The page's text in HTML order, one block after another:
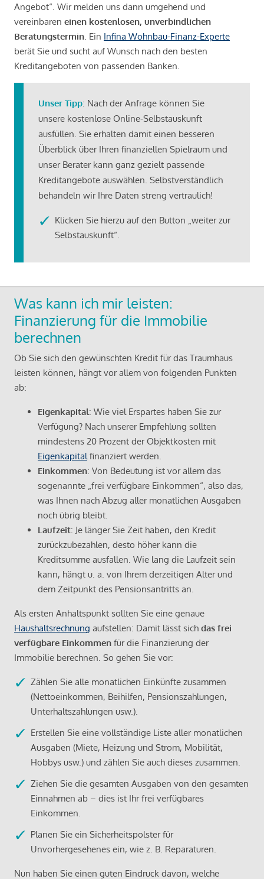
Angebot“. Wir melden uns dann umgehend und
vereinbaren einen kostenlosen, unverbindlichen
Beratungstermin . Ein Infina Wohnbau-Finanz-Experte
berät Sie und sucht auf Wunsch nach den besten
Kreditangeboten von passenden Banken.
Unser Tipp: Nach der Anfrage können Sie
unsere kostenlose Online-Selbstauskunft
ausfüllen. Sie erhalten damit einen besseren
Überblick über Ihren finanziellen Spielraum und
unser Berater kann ganz gezielt passende
Kreditangebote auswählen. Selbstverständlich
behandeln wir Ihre Daten streng vertraulich!
Klicken Sie hierzu auf den Button „weiter zur
Selbstauskunft“.
Was kann ich mir leisten:
Finanzierung für die Immobilie
berechnen
Ob Sie sich den gewünschten Kredit für das Traumhaus
leisten können, hängt vor allem von folgenden Punkten
ab:
Eigenkapital: Wie viel Erspartes haben Sie zur
Verfügung? Nach unserer Empfehlung sollten
mindestens 20 Prozent der Objektkosten mit
Eigenkapital finanziert werden.
Einkommen: Von Bedeutung ist vor allem das
sogenannte „frei verfügbare Einkommen“, also das,
was Ihnen nach Abzug aller monatlichen Ausgaben
noch übrig bleibt.
Laufzeit: Je länger Sie Zeit haben, den Kredit
zurückzubezahlen, desto höher kann die
Kreditsumme ausfallen. Wie lang die Laufzeit sein
kann, hängt u. a. von Ihrem derzeitigen Alter und
dem Zeitpunkt des Pensionsantritts an.
Als ersten Anhaltspunkt sollten Sie eine genaue
Haushaltsrechnung aufstellen: Damit lässt sich das frei
verfügbare Einkommen für die Finanzierung der
Immobilie berechnen. So gehen Sie vor:
Zählen Sie alle monatlichen Einkünfte zusammen
(Nettoeinkommen, Beihilfen, Pensionszahlungen,
Unterhaltszahlungen usw.).
Erstellen Sie eine vollständige Liste aller monatlichen
Ausgaben (Miete, Heizung und Strom, Mobilität,
Hobbys usw.) und zählen Sie auch dieses zusammen.
Ziehen Sie die gesamten Ausgaben von den gesamten
Einnahmen ab – dies ist Ihr frei verfügbares
Einkommen.
Planen Sie ein Sicherheitspolster für
Unvorhergesehenes ein, wie z. B. Reparaturen.
Nun haben Sie einen guten Eindruck davon, welche